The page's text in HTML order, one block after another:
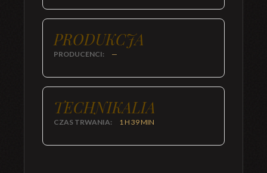
PRODUKCJA
PRODUCENCI: —
TECHNIKALIA
CZAS TRWANIA: 1 H 39 MIN